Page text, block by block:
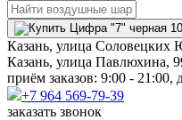
Казань, улица Соловецких
Казань, улица Павлюхина,
приём заказов: 9:00 - 21:00,
+7 964 569-79-39
заказать звонок